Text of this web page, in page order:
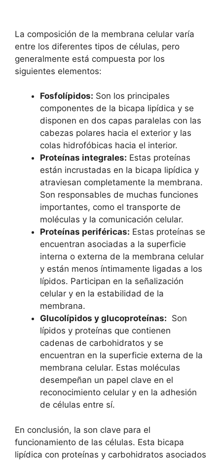
La composición de‌ la membrana celular varía
entre los ⁢diferentes ​tipos⁣ de ‌células, pero
generalmente ‌está‌ compuesta ​por⁤ los
siguientes elementos:
Fosfolípidos: Son los principales⁣
componentes de la bicapa lipídica ⁣y se
⁣disponen‍ en dos capas paralelas ⁢con las
cabezas polares ⁣hacia el exterior y las
colas hidrofóbicas ‍hacia el interior.
Proteínas integrales: ‌Estas proteínas
están⁢ incrustadas ⁤en⁢ la⁢ bicapa lipídica y
atraviesan completamente la membrana.
Son responsables de muchas funciones⁢
importantes, como⁤ el ‍transporte de⁤
moléculas y la comunicación celular.
Proteínas periféricas: Estas ⁣proteínas se
encuentran asociadas a la superficie
interna o externa de la membrana celular
y están menos íntimamente ligadas a los
‌lípidos.‌ Participan ⁣en la señalización
⁤celular y en la estabilidad de la
membrana.
Glucolípidos y glucoproteínas: ⁤ Son
lípidos y proteínas ‍que contienen‌
cadenas⁣ de carbohidratos y⁢ se
encuentran ⁣en ⁤la‌ superficie externa de la
membrana celular. Estas moléculas
⁤desempeñan un⁤ papel clave en ⁤el
reconocimiento celular y en la adhesión
de células entre sí.
En conclusión, la son‍ clave para el
funcionamiento de las células. ‍Esta bicapa
lipídica con proteínas y carbohidratos asociados